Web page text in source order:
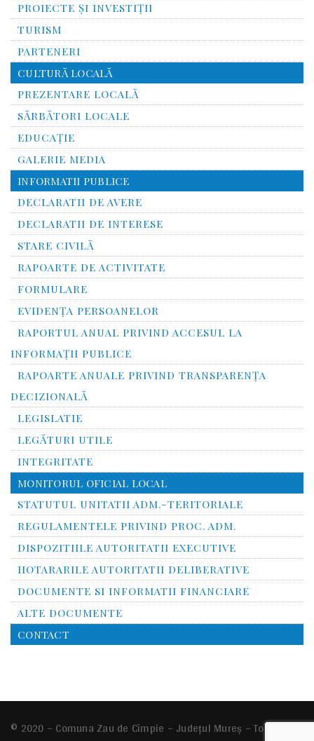
PROIECTE ȘI INVESTIȚII
TURISM
PARTENERI
CULTURĂ LOCALĂ
PREZENTARE LOCALĂ
SĂRBĂTORI LOCALE
EDUCAȚIE
GALERIE MEDIA
INFORMATII PUBLICE
DECLARATII DE AVERE
DECLARATII DE INTERESE
STARE CIVILĂ
RAPOARTE DE ACTIVITATE
FORMULARE
EVIDENȚA PERSOANELOR
RAPORTUL ANUAL PRIVIND ACCESUL LA
INFORMAŢII PUBLICE
RAPOARTE ANUALE PRIVIND TRANSPARENŢA
DECIZIONALĂ
LEGISLATIE
LEGĂTURI UTILE
INTEGRITATE
MONITORUL OFICIAL LOCAL
STATUTUL UNITATII ADM.-TERITORIALE
REGULAMENTELE PRIVIND PROC. ADM.
DISPOZITIILE AUTORITATII EXECUTIVE
HOTARARILE AUTORITATII DELIBERATIVE
DOCUMENTE SI INFORMATII FINANCIARE
ALTE DOCUMENTE
CONTACT
© 2020 – Comuna Zau de Cîmpie – Județul Mureș – Toate